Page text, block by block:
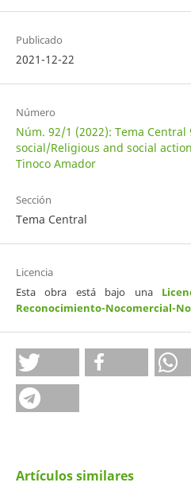
Publicado
2021-12-22
Número
Núm. 92/1 (2022): Tema Central
social/Religious and social
Tinoco Amador
Sección
Tema Central
Licencia
Esta obra está bajo una
Reconocimiento-Nocomercial-
Artículos similares